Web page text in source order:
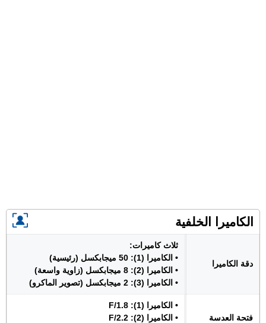
الكاميرا الخلفية
دقة الكاميرا
ثلاث كاميرات:
• الكاميرا (1): 50 ميجابكسل (رئيسية)
• الكاميرا (2): 8 ميجابكسل (زاوية واسعة)
• الكاميرا (3): 2 ميجابكسل (تصوير الماكرو)
فتحة العدسة
• الكاميرا (1): F/1.8
• الكاميرا (2): F/2.2